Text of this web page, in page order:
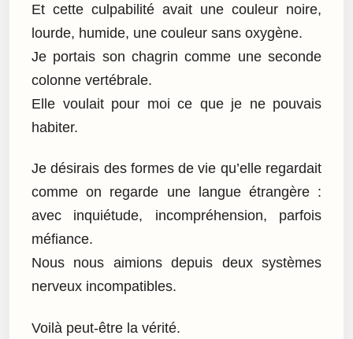
Et cette culpabilité avait une couleur noire,
lourde, humide, une couleur sans oxygène.
Je portais son chagrin comme une seconde
colonne vertébrale.
Elle voulait pour moi ce que je ne pouvais
habiter.
Je désirais des formes de vie qu’elle regardait
comme on regarde une langue étrangère :
avec inquiétude, incompréhension, parfois
méfiance.
Nous nous aimions depuis deux systèmes
nerveux incompatibles.
Voilà peut-être la vérité.